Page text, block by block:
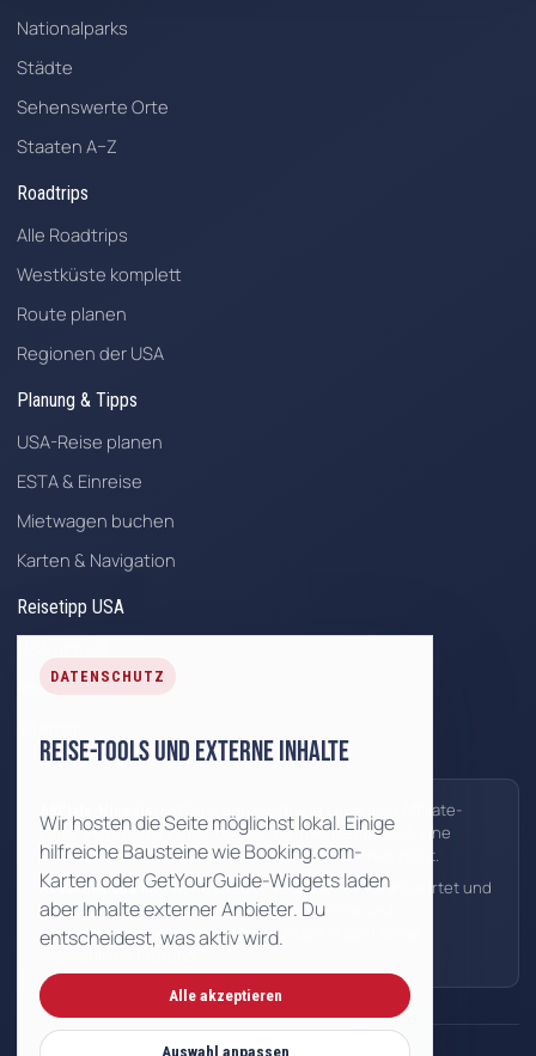
Nationalparks
Städte
Sehenswerte Orte
Staaten A–Z
Roadtrips
Alle Roadtrips
Westküste komplett
Route planen
Regionen der USA
Planung & Tipps
USA-Reise planen
ESTA & Einreise
Mietwagen buchen
Karten & Navigation
Reisetipp USA
Roadtrip Blog
gekennzeichnete Links sind Affiliate-
Links. Wenn Du darüber buchst, kann Reisetipp USA eine
Provision erhalten. Für Dich ändert sich der Preis nicht.
Redaktion und KI:Inhalte werden redaktionell verantwortet und
geprüft. KI kann uns bei Struktur, Recherche und
Qualitätssicherung unterstützen, ersetzt aber keine
DATENSCHUTZ
Reise-Tools und externe Inhalte
Wir hosten die Seite möglichst lokal. Einige
hilfreiche Bausteine wie Booking.com-
Karten oder GetYourGuide-Widgets laden
aber Inhalte externer Anbieter. Du
entscheidest, was aktiv wird.
Alle akzeptieren
Auswahl anpassen